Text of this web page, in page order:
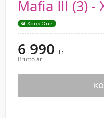
Mafia III (3) -
Xbox One
6 990 Ft
Bruttó ár